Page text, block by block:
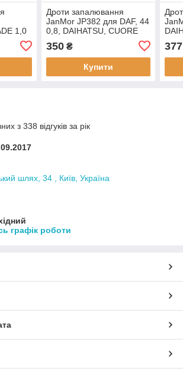
1,0
двиг.
Дроти запалювання
JanMor JP382 для DAF, 44
0,8, DAIHATSU, CUORE
0,5 двиг. AB 30, 0,6 двиг.
AD 10
350₴
Купити
I377
з 338 відгуків за рік
шлях, 34 , Київ, Україна
графік роботи